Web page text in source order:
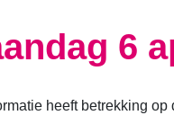
6
heeft betrekking op